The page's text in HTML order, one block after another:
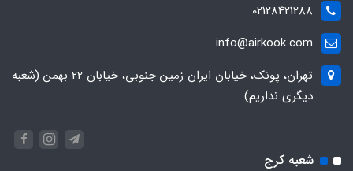
02128421288
info@airkook.com
تهران، پونک، خیابان ایران زمین جنوبی، خیابان 22 بهمن (شعبه
دیگری نداریم)
شعبه کرج